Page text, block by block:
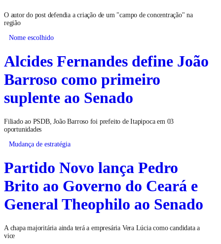
O autor do post defendia a criação de um "campo de concentração" na
região
Nome escolhido
Alcides Fernandes define João
Barroso como primeiro
suplente ao Senado
Filiado ao PSDB, João Barroso foi prefeito de Itapipoca em 03
oportunidades
Mudança de estratégia
Partido Novo lança Pedro
Brito ao Governo do Ceará e
General Theophilo ao Senado
A chapa majoritária ainda terá a empresária Vera Lúcia como candidata a
vice